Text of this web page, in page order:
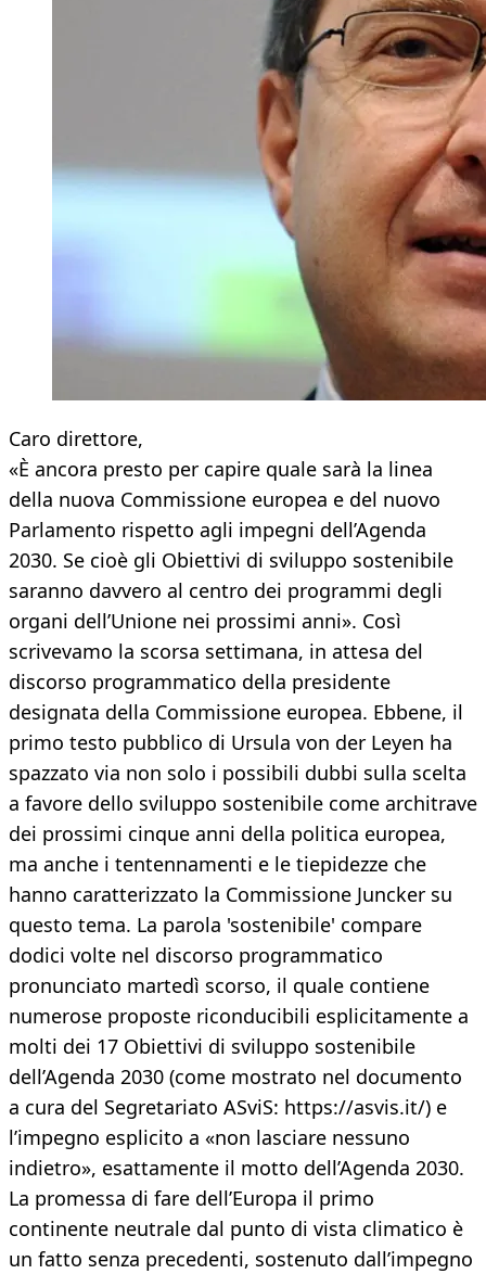
Caro direttore,
«È ancora presto per capire quale sarà la linea
della nuova Commissione europea e del nuovo
Parlamento rispetto agli impegni dell’Agenda
2030. Se cioè gli Obiettivi di sviluppo sostenibile
saranno davvero al centro dei programmi degli
organi dell’Unione nei prossimi anni». Così
scrivevamo la scorsa settimana, in attesa del
discorso programmatico della presidente
designata della Commissione europea. Ebbene, il
primo testo pubblico di Ursula von der Leyen ha
spazzato via non solo i possibili dubbi sulla scelta
a favore dello sviluppo sostenibile come architrave
dei prossimi cinque anni della politica europea,
ma anche i tentennamenti e le tiepidezze che
hanno caratterizzato la Commissione Juncker su
questo tema. La parola 'sostenibile' compare
dodici volte nel discorso programmatico
pronunciato martedì scorso, il quale contiene
numerose proposte riconducibili esplicitamente a
molti dei 17 Obiettivi di sviluppo sostenibile
dell’Agenda 2030 (come mostrato nel documento
a cura del Segretariato ASviS: https://asvis.it/) e
l’impegno esplicito a «non lasciare nessuno
indietro», esattamente il motto dell’Agenda 2030.
La promessa di fare dell’Europa il primo
continente neutrale dal punto di vista climatico è
un fatto senza precedenti, sostenuto dall’impegno